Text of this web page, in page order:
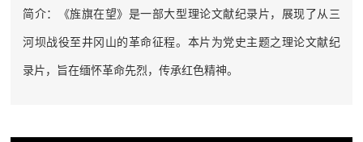
简介：《旌旗在望》是一部大型理论文献纪录片，展现了从三
河坝战役至井冈山的革命征程。本片为党史主题之理论文献纪
录片，旨在缅怀革命先烈，传承红色精神。